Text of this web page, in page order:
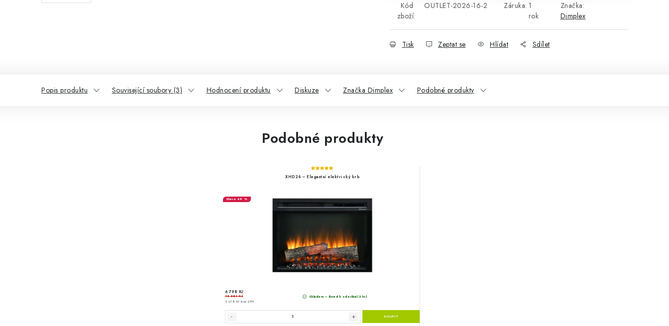
Kód
zboží:
OUTLET-2026-16-2 Záruka: 1
rok
Značka:
Dimplex
Tisk Zeptat se Hlídat Sdílet
Popis produktu Související soubory (3) Hodnocení produktu Diskuze Značka Dimplex Podobné produkty
Podobné produkty